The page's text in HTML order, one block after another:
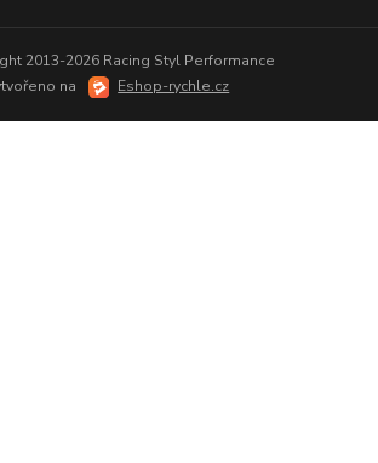
2013-2026 Racing Styl Performance
na
Eshop-rychle.cz